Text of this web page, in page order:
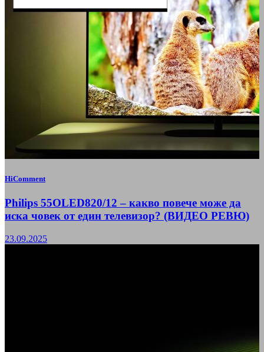
HiComment
Philips 55OLED820/12 – какво повече може да
иска човек от един телевизор? (ВИДЕО РЕВЮ)
23.09.2025